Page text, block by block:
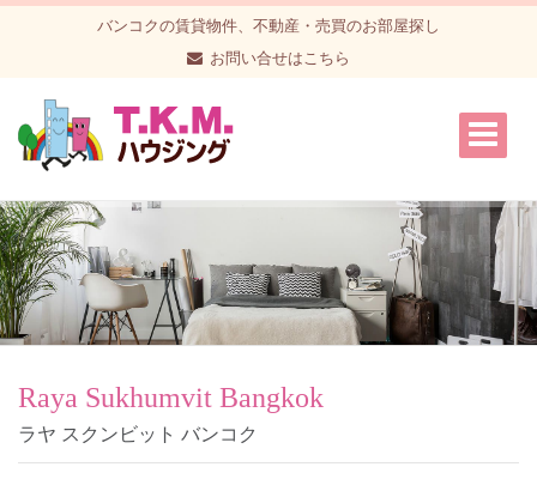
バンコクの賃貸物件、不動産・売買のお部屋探し
お問い合せはこちら
Raya Sukhumvit Bangkok
ラヤ スクンビット バンコク